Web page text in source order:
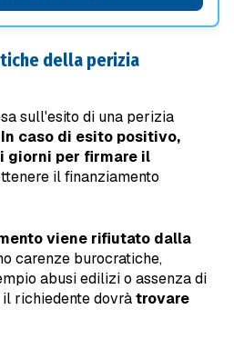
della perizia
sull'esito di una perizia
In caso di esito positivo,
giorni per firmare il
il finanziamento
viene rifiutato dalla
carenze burocratiche,
abusi edilizi o assenza di
richiedente dovràtrovare